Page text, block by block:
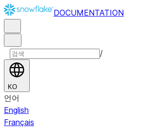
DOCUMENTATION
/
KO
언어
English
Français